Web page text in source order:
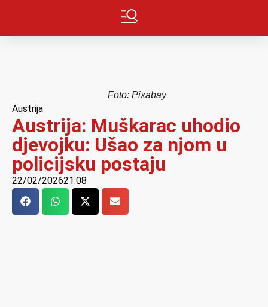
Foto: Pixabay
Austrija
Austrija: Muškarac uhodio
djevojku: Ušao za njom u
policijsku postaju
22/02/202621:08